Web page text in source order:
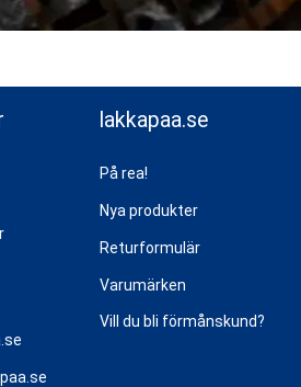
lakkapaa.se
På rea!
Nya produkter
Returformulär
Varumärken
Vill du bli förmånskund?